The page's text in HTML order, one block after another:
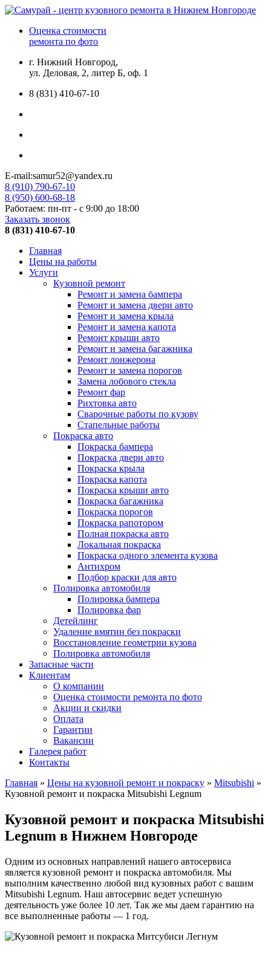
Оценка стоимости
ремонта по фото
г. Нижний Новгород,
ул. Деловая, 2, литер Б, оф. 1
8 (831) 410-67-10
E-mail:samur52@yandex.ru
8 (910) 790-67-10
8 (950) 600-68-18
Работаем: пн-пт - с 9:00 до 18:00
Заказать звонок
8 (831) 410-67-10
Главная
Цены на работы
Услуги
Кузовной ремонт
Ремонт и замена бампера
Ремонт и замена двери авто
Ремонт и замена крыла
Ремонт и замена капота
Ремонт крыши авто
Ремонт и замена багажника
Ремонт лонжерона
Ремонт и замена порогов
Замена лобового стекла
Ремонт фар
Рихтовка авто
Сварочные работы по кузову
Стапельные работы
Покраска авто
Покраска бампера
Покраска двери авто
Покраска крыла
Покраска капота
Покраска крыши авто
Покраска багажника
Покраска порогов
Покраска рапотором
Полная покраска авто
Локальная покраска
Покраска одного элемента кузова
Антихром
Подбор краски для авто
Полировка автомобиля
Полировка бампера
Полировка фар
Детейлинг
Удаление вмятин без покраски
Восстановление геометрии кузова
Полировка автомобиля
Запасные части
Клиентам
О компании
Оценка стоимости ремонта по фото
Акции и скидки
Оплата
Гарантии
Вакансии
Галерея работ
Контакты
Главная » Цены на кузовной ремонт и покраску » Mitsubishi »
Кузовной ремонт и покраска Mitsubishi Legnum
Кузовной ремонт и покраска Mitsubishi
Legnum в Нижнем Новгороде
Одним из основных направлений нашего автосервиса
является кузовной ремонт и покраска автомобиля. Мы
выполним качественно любой вид кузовных работ с вашим
Mitsubishi Legnum. Наш автосервис ведет успешную
деятельность уже более 10 лет. Так же мы даем гарантию на
все выполненные работы — 1 год.